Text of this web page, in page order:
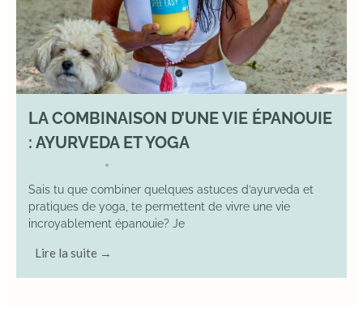
LA COMBINAISON D’UNE VIE ÉPANOUIE
: AYURVEDA ET YOGA
•
Sais tu que combiner quelques astuces d’ayurveda et
pratiques de yoga, te permettent de vivre une vie
incroyablement épanouie? Je
Lire la suite →